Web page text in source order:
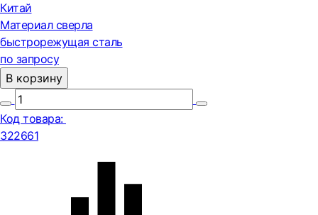
Китай
Материал сверла
быстрорежущая сталь
по запросу
В корзину
Код товара:
322661